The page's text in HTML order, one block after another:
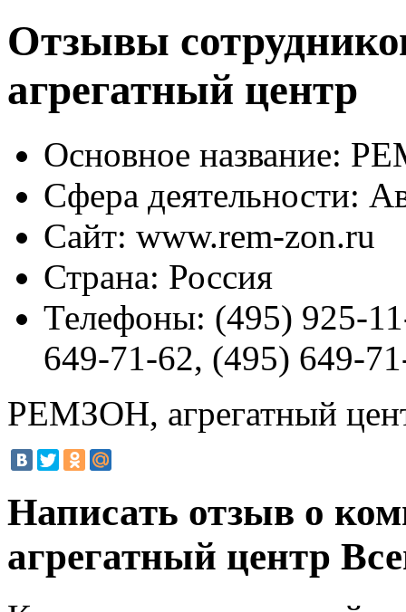
Отзывы
агрегатный центр
Основное название:
Сфера деятельности:
Сайт: www.rem-zon.ru
Страна: Россия
Телефоны: (495) 925-
649-71-62, (495) 649-
РЕМЗОН, агрегатный
Написать отзыв о
агрегатный центр